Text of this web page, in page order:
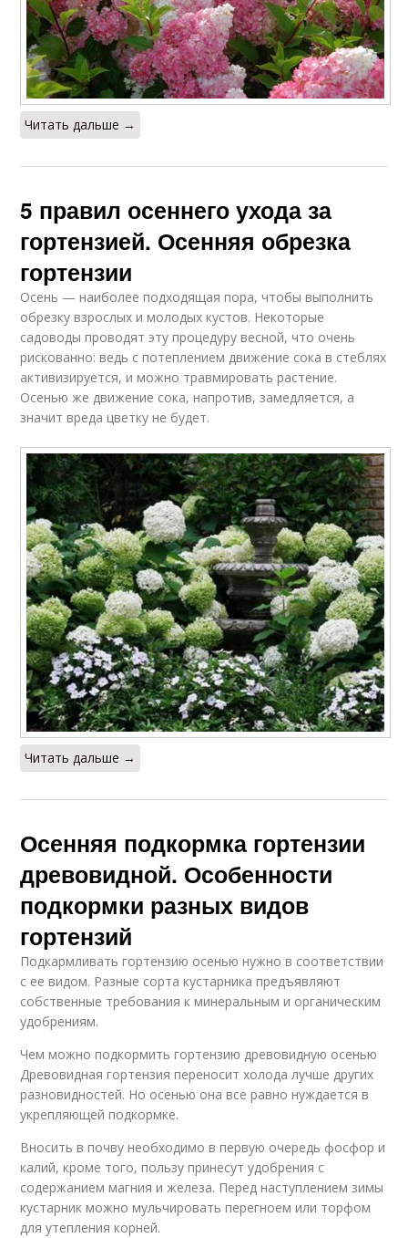
Читать дальше →
5 правил осеннего ухода за
гортензией. Осенняя обрезка
гортензии
Осень — наиболее подходящая пора, чтобы выполнить
обрезку взрослых и молодых кустов. Некоторые
садоводы проводят эту процедуру весной, что очень
рискованно: ведь с потеплением движение сока в стеблях
активизируется, и можно травмировать растение.
Осенью же движение сока, напротив, замедляется, а
значит вреда цветку не будет.
Читать дальше →
Осенняя подкормка гортензии
древовидной. Особенности
подкормки разных видов
гортензий
Подкармливать гортензию осенью нужно в соответствии
с ее видом. Разные сорта кустарника предъявляют
собственные требования к минеральным и органическим
удобрениям.
Чем можно подкормить гортензию древовидную осенью
Древовидная гортензия переносит холода лучше других
разновидностей. Но осенью она все равно нуждается в
укрепляющей подкормке.
Вносить в почву необходимо в первую очередь фосфор и
калий, кроме того, пользу принесут удобрения с
содержанием магния и железа. Перед наступлением зимы
кустарник можно мульчировать перегноем или торфом
для утепления корней.